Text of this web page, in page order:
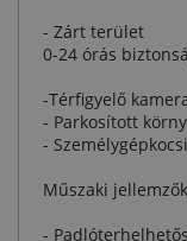
- Zárt terület
0-24 órás
-Térfigyelő
- Parkosított
-
Műszaki
-